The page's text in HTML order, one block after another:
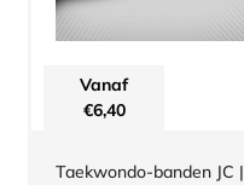
Vanaf
€6,40
Taekwondo-banden JC |